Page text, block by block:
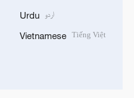
Urdu اردو
Vietnamese Tiếng Việt